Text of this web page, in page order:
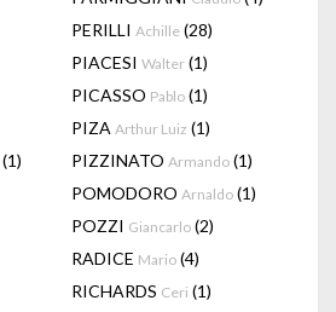
PERILLI Achille (28)
PIACESI Walter (1)
PICASSO Pablo (1)
PIZA Arthur Luiz (1)
(1) PIZZINATO Armando (1)
POMODORO Arnaldo (1)
POZZI Giancarlo (2)
RADICE Mario (4)
RICHARDS Ceri (1)